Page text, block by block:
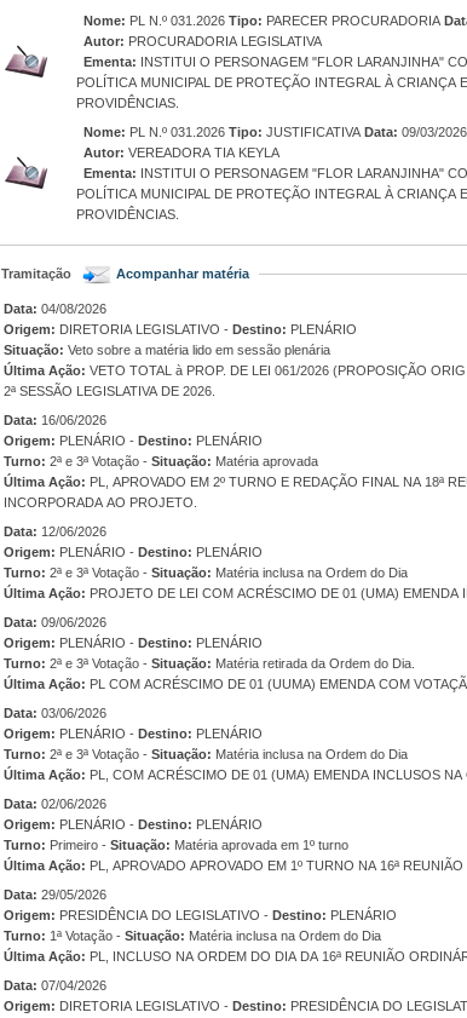
Nome: PL N.º 031.2026 Tipo: PARECER PROCURADORIA
Autor: PROCURADORIA LEGISLATIVA
Ementa: INSTITUI O PERSONAGEM "FLOR LARANJINHA"
POLÍTICA MUNICIPAL DE PROTEÇÃO INTEGRAL À
PROVIDÊNCIAS.
Nome: PL N.º 031.2026 Tipo: JUSTIFICATIVA Data: 09/03/2026
Autor: VEREADORA TIA KEYLA
Ementa: INSTITUI O PERSONAGEM "FLOR LARANJINHA"
POLÍTICA MUNICIPAL DE PROTEÇÃO INTEGRAL À
PROVIDÊNCIAS.
Tramitação Acompanhar matéria
Data: 04/08/2026
Origem:
DIRETORIA LEGISLATIVO - Destino: PLENÁRIO
Situação: Veto sobre a matéria lido em sessão plenária
Última Ação: VETO TOTAL à PROP. DE LEI 061/2026 (PROPOSIÇÃO ORIGINÁRIA DO PL N.º 031/2026), APRESENTADO EM PLENÁRIO, LIDO E ADMITIDO NA 23ª REUNIÃO ORDINÁRIA DA
2ª SESSÃO LEGISLATIVA DE 2026.
Data: 16/06/2026
Origem:
PLENÁRIO - Destino: PLENÁRIO
Turno:
2ª e 3ª Votação - Situação: Matéria aprovada
Última Ação: PL, APROVADO EM 2º TURNO E REDAÇÃO FINAL NA 18ª
INCORPORADA AO PROJETO.
Data: 12/06/2026
Origem:
PLENÁRIO - Destino: PLENÁRIO
Turno:
2ª e 3ª Votação - Situação: Matéria inclusa na Ordem do Dia
Última Ação: PROJETO DE LEI COM ACRÉSCIMO DE 01 (UMA) EMENDA
Data: 09/06/2026
Origem:
PLENÁRIO - Destino: PLENÁRIO
Turno:
2ª e 3ª Votação - Situação: Matéria retirada da Ordem do Dia.
Última Ação: PL COM ACRÉSCIMO DE 01 (UUMA) EMENDA COM
Data: 03/06/2026
Origem:
PLENÁRIO - Destino: PLENÁRIO
Turno:
2ª e 3ª Votação - Situação: Matéria inclusa na Ordem do Dia
Última Ação: PL, COM ACRÉSCIMO DE 01 (UMA) EMENDA INCLUSOS
Data: 02/06/2026
Origem:
PLENÁRIO - Destino: PLENÁRIO
Turno:
Primeiro - Situação: Matéria aprovada em 1º turno
Última Ação: PL, APROVADO APROVADO EM 1º TURNO NA 16ª
Data: 29/05/2026
Origem:
PRESIDÊNCIA DO LEGISLATIVO - Destino: PLENÁRIO
Turno:
1ª Votação - Situação: Matéria inclusa na Ordem do Dia
Última Ação: PL, INCLUSO NA ORDEM DO DIA DA 16ª REUNIÃO
Data: 07/04/2026
Origem:
DIRETORIA LEGISLATIVO - Destino: PRESIDÊNCIA DO